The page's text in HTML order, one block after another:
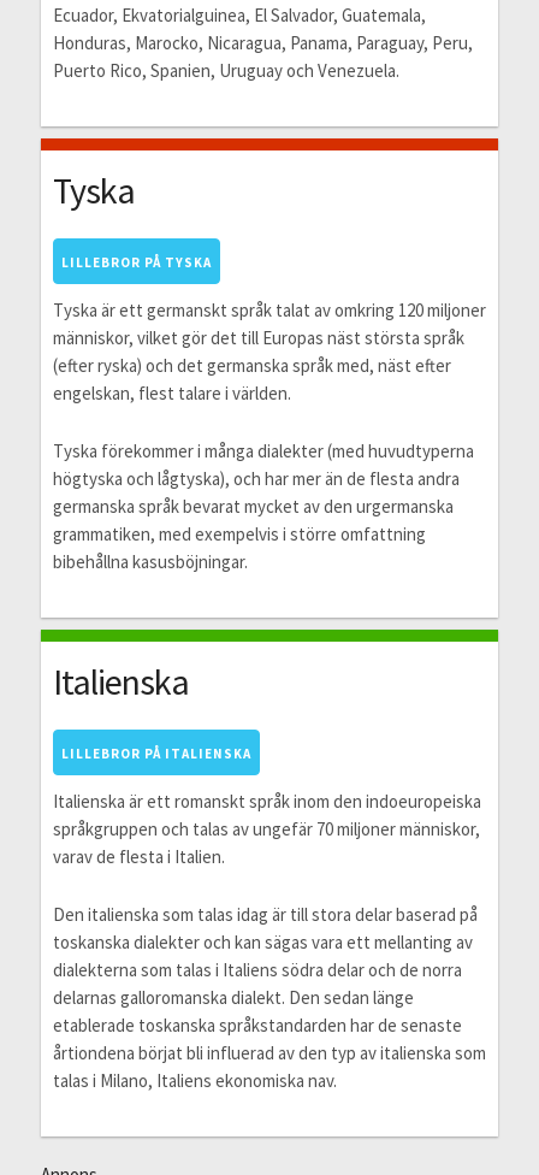
Ecuador, Ekvatorialguinea, El Salvador, Guatemala,
Honduras, Marocko, Nicaragua, Panama, Paraguay, Peru,
Puerto Rico, Spanien, Uruguay och Venezuela.
Tyska
LILLEBROR PÅ TYSKA
Tyska är ett germanskt språk talat av omkring 120 miljoner
människor, vilket gör det till Europas näst största språk
(efter ryska) och det germanska språk med, näst efter
engelskan, flest talare i världen.
Tyska förekommer i många dialekter (med huvudtyperna
högtyska och lågtyska), och har mer än de flesta andra
germanska språk bevarat mycket av den urgermanska
grammatiken, med exempelvis i större omfattning
bibehållna kasusböjningar.
Italienska
LILLEBROR PÅ ITALIENSKA
Italienska är ett romanskt språk inom den indoeuropeiska
språkgruppen och talas av ungefär 70 miljoner människor,
varav de flesta i Italien.
Den italienska som talas idag är till stora delar baserad på
toskanska dialekter och kan sägas vara ett mellanting av
dialekterna som talas i Italiens södra delar och de norra
delarnas galloromanska dialekt. Den sedan länge
etablerade toskanska språkstandarden har de senaste
årtiondena börjat bli influerad av den typ av italienska som
talas i Milano, Italiens ekonomiska nav.